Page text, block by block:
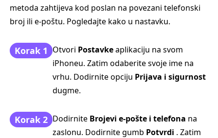
metoda zahtijeva kod poslan na povezani telefonski
broj ili e‑poštu. Pogledajte kako u nastavku.
Korak 1 Otvori Postavkeaplikaciju na svom
iPhoneu. Zatim odaberite svoje ime na
vrhu. Dodirnite opciju Prijava i sigurnost
dugme.
Korak 2 Dodirnite Brojevi e-pošte i telefona na
zaslonu. Dodirnite gumb Potvrdi . Zatim